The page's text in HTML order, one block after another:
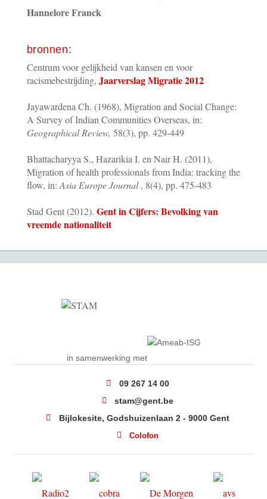
Hannelore Franck
bronnen:
Centrum voor gelijkheid van kansen en voor
racismebestrijding, Jaarverslag Migratie 2012
Jayawardena Ch. (1968), Migration and Social Change:
A Survey of Indian Communities Overseas, in:
Geographical Review, 58(3), pp. 429-449
Bhattacharyya S., Hazarikia I. en Nair H. (2011),
Migration of health professionals from India: tracking the
flow, in: Asia Europe Journal, 8(4), pp. 475-483
Stad Gent (2012). Gent in Cijfers: Bevolking van
vreemde nationaliteit
in samenwerking met
09 267 14 00
stam@gent.be
Bijlokesite, Godshuizenlaan 2 - 9000 Gent
Colofon